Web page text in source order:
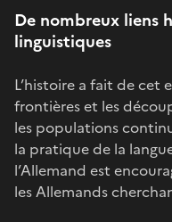
De nombreux liens
linguistiques
L’histoire a fait de cet
frontières et les
les populations
la pratique de la
l’Allemand est
les Allemands